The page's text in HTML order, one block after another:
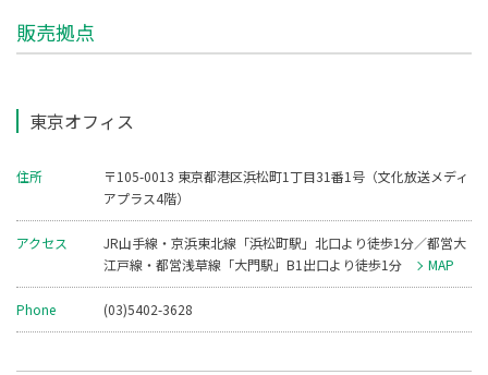
販売拠点
東京オフィス
住所
〒105-0013 東京都港区浜松町1丁目31番1号（文化放送メディ
アプラス4階）
アクセス
JR山手線・京浜東北線「浜松町駅」北口より徒歩1分／都営大
江戸線・都営浅草線「大門駅」B1出口より徒歩1分
MAP
Phone (03)5402-3628